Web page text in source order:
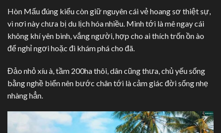
Hòn Mấu đúng kiểu còn giữ nguyên cái vẻ hoang sơ thiệt sự,
vì nơi này chưa bị du lịch hóa nhiều. Mình tới là mê ngay cái
không khí yên bình, vắng người, hợp cho ai thích trốn ồn ào
để nghỉ ngơi hoặc đi khám phá cho đã.
Đảo nhỏ xíu à, tầm 200ha thôi, dân cũng thưa, chủ yếu sống
bằng nghề biển nên bước chân tới là cảm giác đời sống nhẹ
nhàng hẳn.